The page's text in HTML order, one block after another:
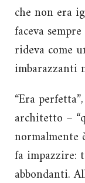
che non era
faceva
rideva come
imbarazzanti
“Era
architetto –
normalmente
fa impazzire:
abbondanti.